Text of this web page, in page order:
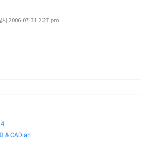
시 2006-07-31 2:27 pm
& CADian